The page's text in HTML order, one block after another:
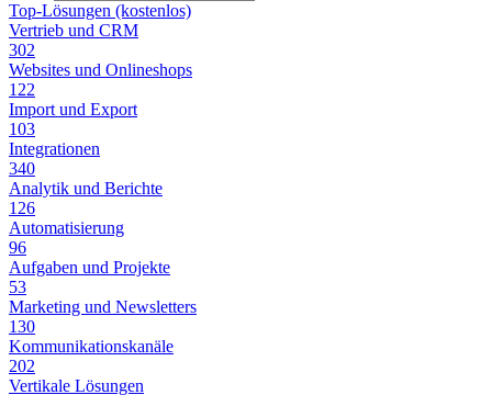
Top-Lösungen (kostenlos)
Vertrieb und CRM
302
Websites und Onlineshops
122
Import und Export
103
Integrationen
340
Analytik und Berichte
126
Automatisierung
96
Aufgaben und Projekte
53
Marketing und Newsletters
130
Kommunikationskanäle
202
Vertikale Lösungen